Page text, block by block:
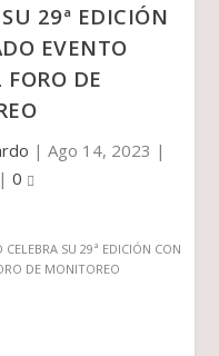
29ª EDICIÓN
EVENTO
DE
| Ago 14, 2023 |
| 0